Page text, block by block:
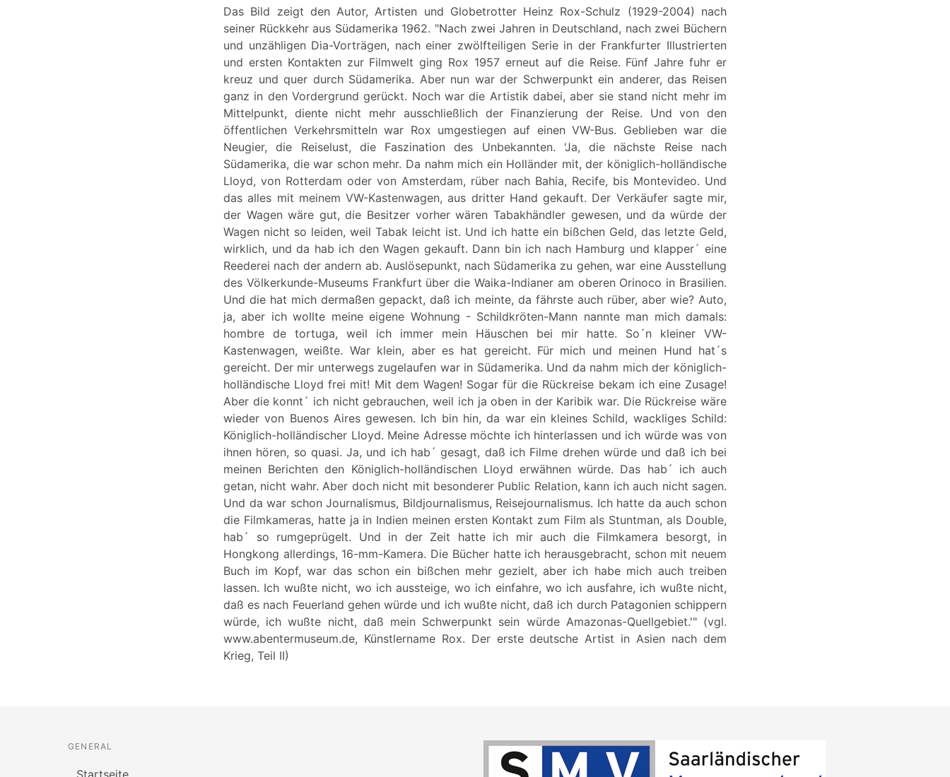
Das Bild zeigt den Autor, Artisten und Globetrotter Heinz Rox-Schulz (1929-2004) nach
seiner Rückkehr aus Südamerika 1962. "Nach zwei Jahren in Deutschland, nach zwei Büchern
und unzähligen Dia-Vorträgen, nach einer zwölfteiligen Serie in der Frankfurter Illustrierten
und ersten Kontakten zur Filmwelt ging Rox 1957 erneut auf die Reise. Fünf Jahre fuhr er
kreuz und quer durch Südamerika. Aber nun war der Schwerpunkt ein anderer, das Reisen
ganz in den Vordergrund gerückt. Noch war die Artistik dabei, aber sie stand nicht mehr im
Mittelpunkt, diente nicht mehr ausschließlich der Finanzierung der Reise. Und von den
öffentlichen Verkehrsmitteln war Rox umgestiegen auf einen VW-Bus. Geblieben war die
Neugier, die Reiselust, die Faszination des Unbekannten. 'Ja, die nächste Reise nach
Südamerika, die war schon mehr. Da nahm mich ein Holländer mit, der königlich-holländische
Lloyd, von Rotterdam oder von Amsterdam, rüber nach Bahia, Recife, bis Montevideo. Und
das alles mit meinem VW-Kastenwagen, aus dritter Hand gekauft. Der Verkäufer sagte mir,
der Wagen wäre gut, die Besitzer vorher wären Tabakhändler gewesen, und da würde der
Wagen nicht so leiden, weil Tabak leicht ist. Und ich hatte ein bißchen Geld, das letzte Geld,
wirklich, und da hab ich den Wagen gekauft. Dann bin ich nach Hamburg und klapper´ eine
Reederei nach der andern ab. Auslösepunkt, nach Südamerika zu gehen, war eine Ausstellung
des Völkerkunde-Museums Frankfurt über die Waika-Indianer am oberen Orinoco in Brasilien.
Und die hat mich dermaßen gepackt, daß ich meinte, da fährste auch rüber, aber wie? Auto,
ja, aber ich wollte meine eigene Wohnung - Schildkröten-Mann nannte man mich damals:
hombre de tortuga, weil ich immer mein Häuschen bei mir hatte. So´n kleiner VW-
Kastenwagen, weißte. War klein, aber es hat gereicht. Für mich und meinen Hund hat´s
gereicht. Der mir unterwegs zugelaufen war in Südamerika. Und da nahm mich der königlich-
holländische Lloyd frei mit! Mit dem Wagen! Sogar für die Rückreise bekam ich eine Zusage!
Aber die konnt´ ich nicht gebrauchen, weil ich ja oben in der Karibik war. Die Rückreise wäre
wieder von Buenos Aires gewesen. Ich bin hin, da war ein kleines Schild, wackliges Schild:
Königlich-holländischer Lloyd. Meine Adresse möchte ich hinterlassen und ich würde was von
ihnen hören, so quasi. Ja, und ich hab´ gesagt, daß ich Filme drehen würde und daß ich bei
meinen Berichten den Königlich-holländischen Lloyd erwähnen würde. Das hab´ ich auch
getan, nicht wahr. Aber doch nicht mit besonderer Public Relation, kann ich auch nicht sagen.
Und da war schon Journalismus, Bildjournalismus, Reisejournalismus. Ich hatte da auch schon
die Filmkameras, hatte ja in Indien meinen ersten Kontakt zum Film als Stuntman, als Double,
hab´ so rumgeprügelt. Und in der Zeit hatte ich mir auch die Filmkamera besorgt, in
Hongkong allerdings, 16-mm-Kamera. Die Bücher hatte ich herausgebracht, schon mit neuem
Buch im Kopf, war das schon ein bißchen mehr gezielt, aber ich habe mich auch treiben
lassen. Ich wußte nicht, wo ich aussteige, wo ich einfahre, wo ich ausfahre, ich wußte nicht,
daß es nach Feuerland gehen würde und ich wußte nicht, daß ich durch Patagonien schippern
würde, ich wußte nicht, daß mein Schwerpunkt sein würde Amazonas-Quellgebiet.'" (vgl.
www.abentermuseum.de, Künstlername Rox. Der erste deutsche Artist in Asien nach dem
Krieg, Teil II)
GENERAL
Startseite